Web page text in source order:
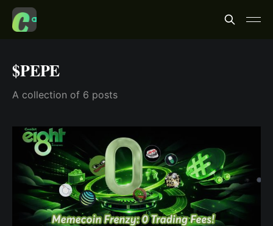
$PEPE
A collection of 6 posts